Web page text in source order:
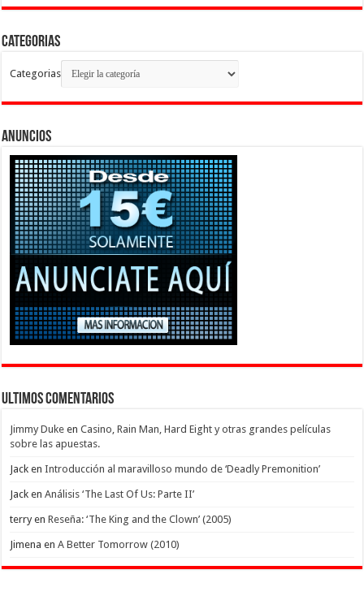
Categorias
Categorias
Anuncios
Ultimos Comentarios
Jimmy Duke enCasino, Rain Man, Hard Eight y otras grandes películas
sobre las apuestas.
Jack enIntroducción al maravilloso mundo de ‘Deadly Premonition’
Jack enAnálisis ‘The Last Of Us: Parte II’
terryenReseña: ‘The King and the Clown’ (2005)
Jimena enA Better Tomorrow (2010)